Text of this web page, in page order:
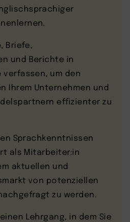
Briefe,
und Berichte in
um den
Ihrem Unternehmen und
effizienter zu
Sprachkenntnissen
als Mitarbeiter:in
aktuellen und
von potenziellen
zu werden.
Lehrgang, in dem Sie